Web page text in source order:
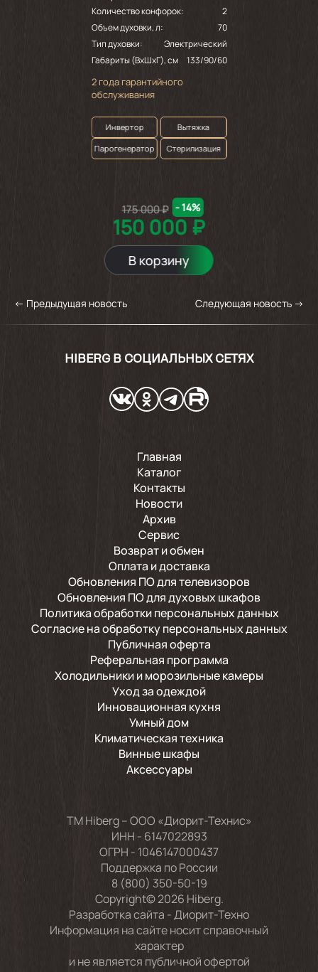
Количество конфорок:
2
Объем духовки, л:
70
Тип духовки:
Электрический
Габариты (ВхШхГ), см
133/90/60
2 года гарантийного
обслуживания
Инвертор
Вытяжка
Парогенератор
Стерилизация
150 000 ₽
175 000 ₽ - 14%
В корзину
← Предыдущая новость Следующая новость →
HIBERG В СОЦИАЛЬНЫХ СЕТЯХ
Главная
Каталог
Контакты
Новости
Архив
Сервис
Возврат и обмен
Оплата и доставка
Обновления ПО для телевизоров
Обновления ПО для духовых шкафов
Политика обработки персональных данных
Согласие на обработку персональных данных
Публичная оферта
Реферальная программа
Холодильники и морозильные камеры
Уход за одеждой
Инновационная кухня
Умный дом
Климатическая техника
Винные шкафы
Аксессуары
TM Hiberg – ООО «Диорит-Технис»
ИНН - 6147022893
ОГРН - 1046147000437
Поддержка по России
8 (800) 350-50-19
Copyright© 2026 Hiberg.
Разработка сайта -Диорит-Техно
Информация на сайте носит справочный
характер
и не является публичной офертой